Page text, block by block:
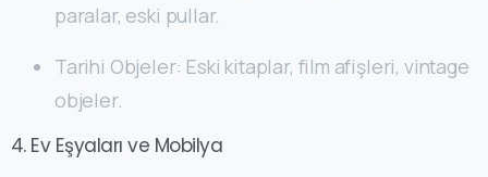
paralar, eski pullar.
Tarihi Objeler: Eski kitaplar, film afişleri, vintage
objeler.
4. Ev Eşyaları ve Mobilya